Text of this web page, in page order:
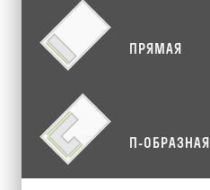
ПРЯМАЯ
П-ОБРАЗНАЯ